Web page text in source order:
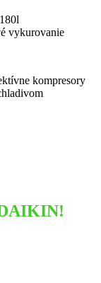
vykurovanie
kompresory